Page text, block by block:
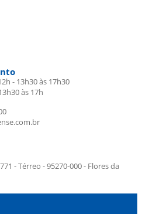
- 13h30 às 17h30
às 17h
- Térreo - 95270-000 - Flores da